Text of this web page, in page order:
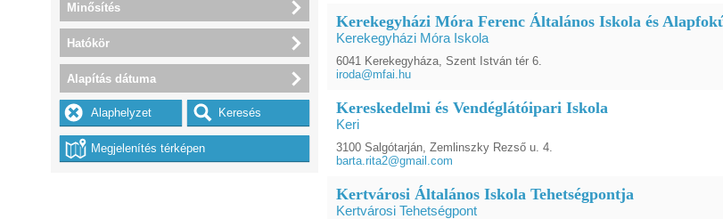
Kerekegyházi Móra Ferenc Általános Iskola és
Kerekegyházi Móra Iskola
6041 Kerekegyháza, Szent István tér 6.
iroda@mfai.hu
Kereskedelmi és Vendéglátóipari Iskola
Keri
3100 Salgótarján, Zemlinszky Rezső u. 4.
barta.rita2@gmail.com
Kertvárosi Általános Iskola Tehetségpontja
Kertvárosi Tehetségpont
Minősítés
Hatókör
Alapítás dátuma